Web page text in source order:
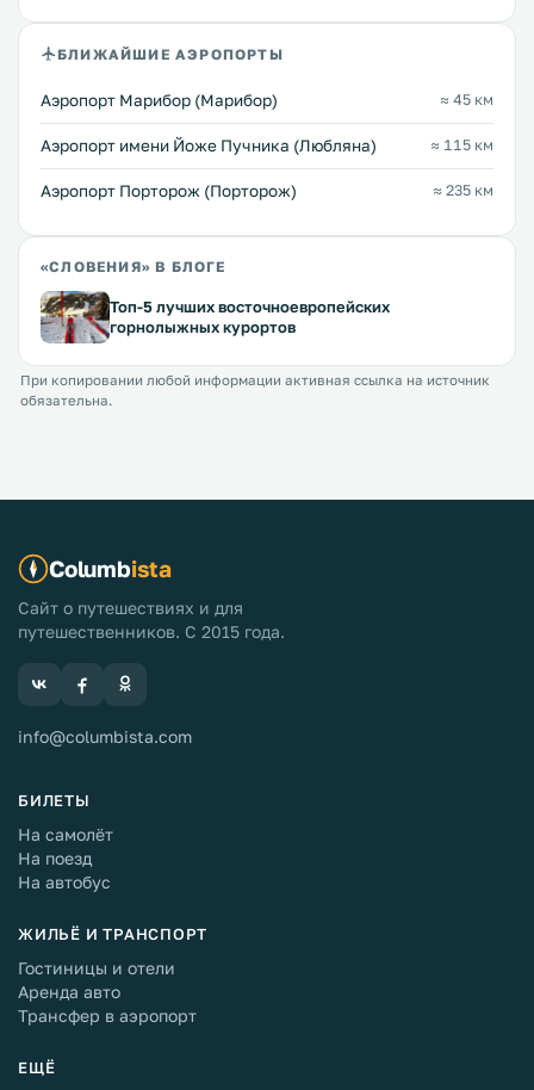
БЛИЖАЙШИЕ АЭРОПОРТЫ
Аэропорт Марибор (Марибор) ≈ 45 км
Аэропорт имени Йоже Пучника (Любляна) ≈ 115 км
Аэропорт Порторож (Порторож) ≈ 235 км
«СЛОВЕНИЯ» В БЛОГЕ
Топ-5 лучших восточноевропейских
горнолыжных курортов
При копировании любой информации активная ссылка на источник
обязательна.
Columbista
Сайт о путешествиях и для
путешественников. С 2015 года.
info@columbista.com
БИЛЕТЫ
На самолёт
На поезд
На автобус
ЖИЛЬЁ И ТРАНСПОРТ
Гостиницы и отели
Аренда авто
Трансфер в аэропорт
ЕЩЁ